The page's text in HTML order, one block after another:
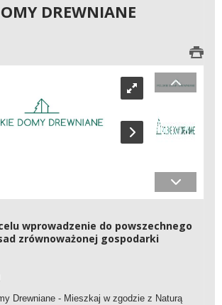
DREWNIANE
wprowadzenie do powszechnego
zrównoważonej gospodarki
Drewniane - Mieszkaj w zgodzie z Naturą